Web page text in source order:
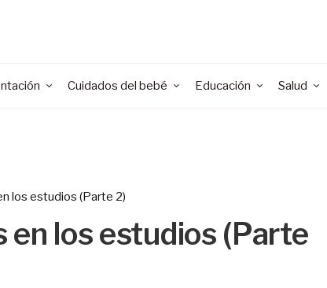
Cuidados del bebé Educación Salud
los estudios (Parte 2)
los estudios (Parte